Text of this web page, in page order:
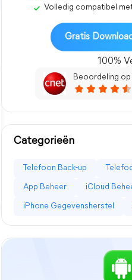
Volledig compatibel
Gratis
100%
Beoordeling
Categorieën
Telefoon Back-up
App Beheer iCloud
iPhone Gegevensherstel